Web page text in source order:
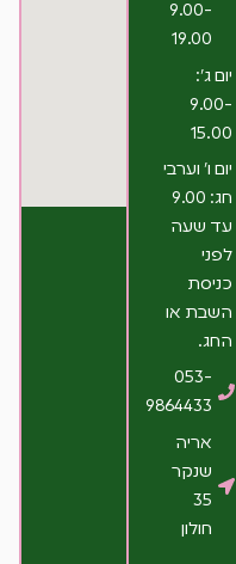
9.00-
19.00
יום ג’:
9.00-
15.00
יום ו’ וערבי
חג: 9.00
עד שעה
לפני
כניסת
השבת או
החג.
053-
9864433
אריה
שנקר
35
חולון